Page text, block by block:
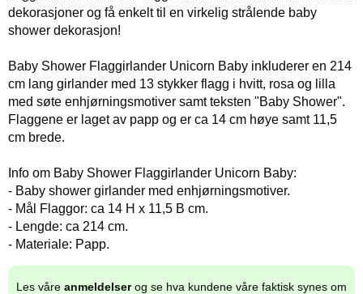
dekorasjoner og få enkelt til en virkelig strålende baby
shower dekorasjon!
Baby Shower Flaggirlander Unicorn Baby inkluderer en 214
cm lang girlander med 13 stykker flagg i hvitt, rosa og lilla
med søte enhjørningsmotiver samt teksten "Baby Shower".
Flaggene er laget av papp og er ca 14 cm høye samt 11,5
cm brede.
Info om Baby Shower Flaggirlander Unicorn Baby:
- Baby shower girlander med enhjørningsmotiver.
- Mål Flaggor: ca 14 H x 11,5 B cm.
- Lengde: ca 214 cm.
- Materiale: Papp.
Les våre anmeldelserog se hva kundene våre faktisk synes om